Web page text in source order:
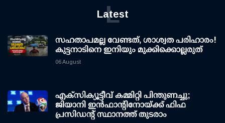
Latest
L
സഹതാപമല്ല വേണ്ടത്, ശാശ്വത പരിഹാരം!
കുട്ടനാടിനെ ഇനിയും മുക്കിക്കൊല്ലരുത്
06 August
എക്സിക്യൂട്ടീവ് കമ്മിറ്റി പിന്തുണച്ചു;
ജിയാനി ഇന്‍ഫാന്റിനോയ്ക്ക് ഫിഫ
പ്രസിഡന്റ് സ്ഥാനത്ത് തുടരാം